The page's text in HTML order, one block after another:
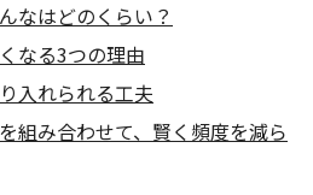
なはどのくらい？
なる3つの理由
入れられる工夫
組み合わせて、賢く頻度を減ら